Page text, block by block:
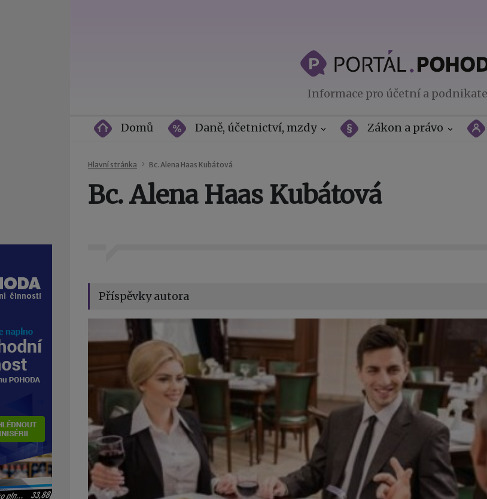
Informace pro účetní a
Domů Daně, účetnictví, mzdy Zákon a právo
Hlavní stránka Bc. Alena Haas Kubátová
Bc. Alena Haas Kubátová
Příspěvky autora